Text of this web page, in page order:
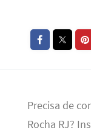
Precisa de
Rocha RJ?